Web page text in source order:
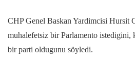
CHP Genel Baskan Yardimcisi Hursit
muhalefetsiz bir Parlamento istedigini,
bir parti oldugunu söyledi.